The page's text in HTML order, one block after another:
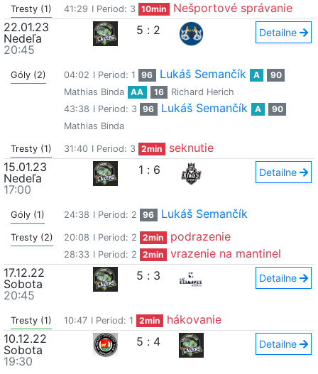
Tresty (1) 41:29 I Period: 3 10min
Nešportové správanie
22.01.23
Nedeľa
20:45
5 : 2 Detailne
Góly (2) 04:02 I Period: 1 96 Lukáš Semančík A
90
Mathias Binda
AA 16
Richard Herich
43:38 I Period: 3 96 Lukáš Semančík A
90
Mathias Binda
Tresty (1) 31:40 I Period: 3 2min
seknutie
15.01.23
Nedeľa
17:00
1 : 6 Detailne
Góly (1) 24:38 I Period: 2 96 Lukáš Semančík
Tresty (2) 20:08 I Period: 2 2min podrazenie
28:33 I Period: 2 2min
vrazenie na mantinel
17.12.22
Sobota
20:45
5 : 3 Detailne
Tresty (1) 10:47 I Period: 1 2min
hákovanie
10.12.22
Sobota
19:30
5 : 4 Detailne